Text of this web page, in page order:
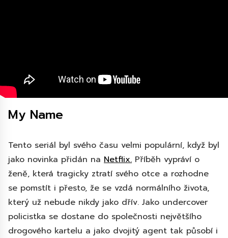
My Name
Tento seriál byl svého času velmi populární, když byl
jako novinka přidán na Netflix. Příběh vypráví o
ženě, která tragicky ztratí svého otce a rozhodne
se pomstít i přesto, že se vzdá normálního života,
který už nebude nikdy jako dřív. Jako undercover
policistka se dostane do společnosti největšího
drogového kartelu a jako dvojitý agent tak působí i